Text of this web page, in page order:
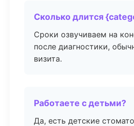
Сколько длится
Сроки озвучиваем на
после диагностики,
визита.
Работаете с детьми?
Да, есть детские